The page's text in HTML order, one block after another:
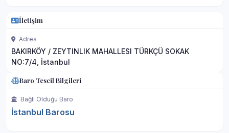
İletişim
Adres
BAKIRKÖY / ZEYTINLIK MAHALLESI TÜRKÇÜ SOKAK
NO:7/4, İstanbul
Baro Tescil Bilgileri
Bağlı Olduğu Baro
İstanbul Barosu